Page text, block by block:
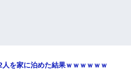
を家に泊めた結果ｗｗｗｗｗｗ